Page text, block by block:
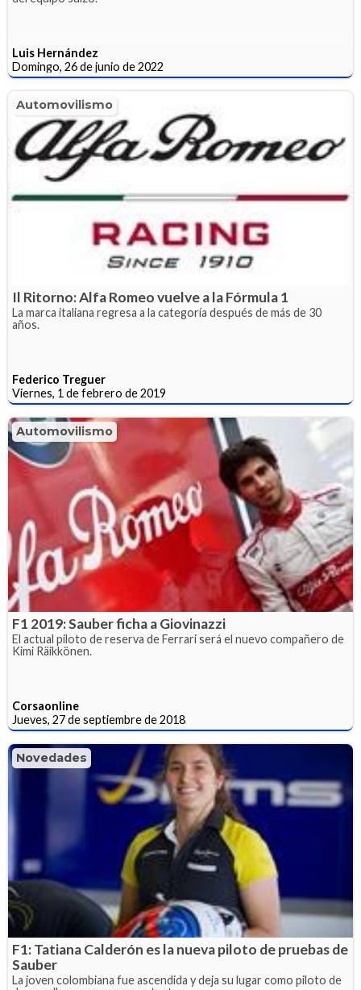
Luis Hernández
Domingo, 26 de junio de 2022
Automovilismo
Il Ritorno: Alfa Romeo vuelve a la Fórmula 1
La marca italiana regresa a la categoría después de más de 30
años.
Federico Treguer
Viernes, 1 de febrero de 2019
Automovilismo
F1 2019: Sauber ficha a Giovinazzi
El actual piloto de reserva de Ferrari será el nuevo compañero de
Kimi Räikkönen.
Corsaonline
Jueves, 27 de septiembre de 2018
Novedades
F1: Tatiana Calderón es la nueva piloto de pruebas de
Sauber
La joven colombiana fue ascendida y deja su lugar como piloto de